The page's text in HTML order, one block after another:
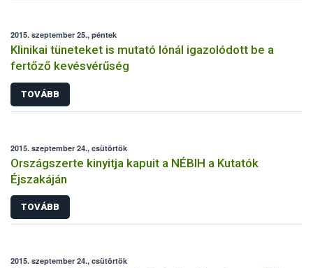
2015. szeptember 25., péntek
Klinikai tüneteket is mutató lónál igazolódott be a
fertőző kevésvérűség
TOVÁBB
2015. szeptember 24., csütörtök
Országszerte kinyitja kapuit a NÉBIH a Kutatók
Éjszakáján
TOVÁBB
2015. szeptember 24., csütörtök